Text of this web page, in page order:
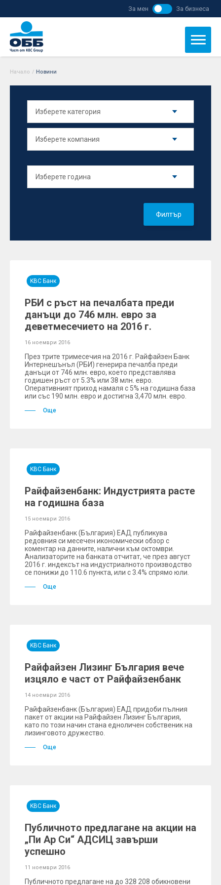
За мен За бизнеса
Начало / Новини
Филтър
KBC Банк
РБИ с ръст на печалбата преди
данъци до 746 млн. евро за
деветмесечието на 2016 г.
16 ноември 2016
През трите тримесечия на 2016 г. Райфайзен Банк
Интернешънъл (РБИ) генерира печалба преди
данъци от 746 млн. евро, което представлява
годишен ръст от 5.3% или 38 млн. евро.
Оперативният приход намаля с 5% на годишна база
или със 190 млн. евро и достигна 3,470 млн. евро.
Още
KBC Банк
Райфайзенбанк: Индустрията расте
на годишна база
15 ноември 2016
Райфайзенбанк (България) ЕАД публикува
редовния си месечен икономически обзор с
коментар на данните, налични към октомври.
Анализаторите на банката отчитат, че през август
2016 г. индексът на индустриалното производство
се понижи до 110.6 пункта, или с 3.4% спрямо юли.
Още
KBC Банк
Райфайзен Лизинг България вече
изцяло e част от Райфайзенбанк
14 ноември 2016
Райфайзенбанк (България) ЕАД придоби пълния
пакет от акции на Райфайзен Лизинг България,
като по този начин стана едноличен собственик на
лизинговото дружество.
Още
KBC Банк
Публичното предлагане на акции на
„Пи Ар Си“ АДСИЦ завърши
успешно
11 ноември 2016
Публичното предлагане на до 328 208 обикновени